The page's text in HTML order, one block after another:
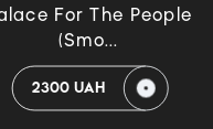
For The People
(Smo...
2300 UAH